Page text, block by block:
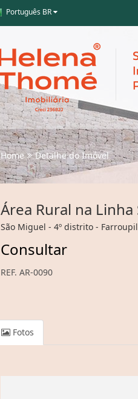
Português BR
Home Detalhe do Imóvel
Área Rural na
São Miguel - 4º distrito -
Consultar
REF. AR-0090
Fotos